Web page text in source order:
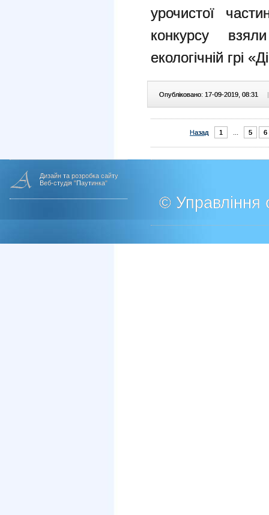
урочистої
конкурсу
екологічній грі
Опубліковано: 17-09-2019, 08:31
Назад 1 5 6
Дизайн та розробка сайту
Веб-студія "Паутинка"
© Управління